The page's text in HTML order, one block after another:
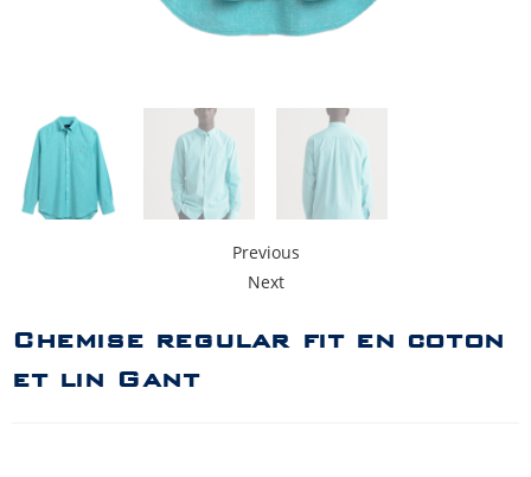
Previous
Next
Chemise regular fit en coton
et lin Gant